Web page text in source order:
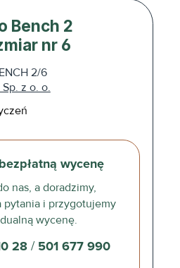
Bench 2
nr 6
2/6
Sp. z o. o.
wycenę
nas, a doradzimy,
pytania i przygotujemy
wycenę.
28/ 501 677 990